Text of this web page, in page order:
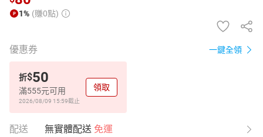
1% (賺0點)
優惠券 一鍵全領
折$50
滿555元可用
2026/08/09 15:59截止
領取
配送 無實體配送 免運